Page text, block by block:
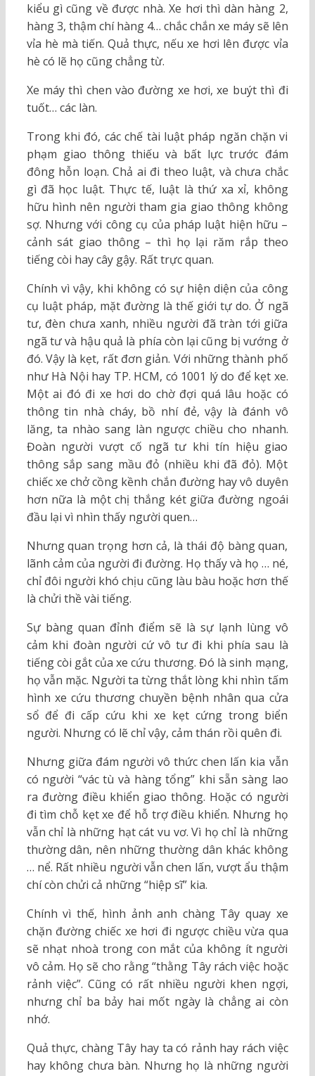
kiểu gì cũng về được nhà. Xe hơi thì dàn hàng 2,
hàng 3, thậm chí hàng 4… chắc chắn xe máy sẽ lên
vỉa hè mà tiến. Quả thực, nếu xe hơi lên được vỉa
hè có lẽ họ cũng chẳng từ.
Xe máy thì chen vào đường xe hơi, xe buýt thì đi
tuốt… các làn.
Trong khi đó, các chế tài luật pháp ngăn chặn vi
phạm giao thông thiếu và bất lực trước đám
đông hỗn loạn. Chả ai đi theo luật, và chưa chắc
gì đã học luật. Thực tế, luật là thứ xa xỉ, không
hữu hình nên người tham gia giao thông không
sợ. Nhưng với công cụ của pháp luật hiện hữu –
cảnh sát giao thông – thì họ lại răm rắp theo
tiếng còi hay cây gậy. Rất trực quan.
Chính vì vậy, khi không có sự hiện diện của công
cụ luật pháp, mặt đường là thế giới tự do. Ở ngã
tư, đèn chưa xanh, nhiều người đã tràn tới giữa
ngã tư và hậu quả là phía còn lại cũng bị vướng ở
đó. Vậy là kẹt, rất đơn giản. Với những thành phố
như Hà Nội hay TP. HCM, có 1001 lý do để kẹt xe.
Một ai đó đi xe hơi do chờ đợi quá lâu hoặc có
thông tin nhà cháy, bồ nhí đẻ, vậy là đánh vô
lăng, ta nhào sang làn ngược chiều cho nhanh.
Đoàn người vượt cố ngã tư khi tín hiệu giao
thông sắp sang mầu đỏ (nhiều khi đã đỏ). Một
chiếc xe chở cồng kềnh chắn đường hay vô duyên
hơn nữa là một chị thắng két giữa đường ngoái
đầu lại vì nhìn thấy người quen…
Nhưng quan trọng hơn cả, là thái độ bàng quan,
lãnh cảm của người đi đường. Họ thấy và họ … né,
chỉ đôi người khó chịu cũng làu bàu hoặc hơn thế
là chửi thề vài tiếng.
Sự bàng quan đỉnh điểm sẽ là sự lạnh lùng vô
cảm khi đoàn người cứ vô tư đi khi phía sau là
tiếng còi gắt của xe cứu thương. Đó là sinh mạng,
họ vẫn mặc. Người ta từng thắt lòng khi nhìn tấm
hình xe cứu thương chuyền bệnh nhân qua cửa
sổ để đi cấp cứu khi xe kẹt cứng trong biển
người. Nhưng có lẽ chỉ vậy, cảm thán rồi quên đi.
Nhưng giữa đám người vô thức chen lấn kia vẫn
có người “vác tù và hàng tổng” khi sẵn sàng lao
ra đường điều khiển giao thông. Hoặc có người
đi tìm chỗ kẹt xe để hỗ trợ điều khiển. Nhưng họ
vẫn chỉ là những hạt cát vu vơ. Vì họ chỉ là những
thường dân, nên những thường dân khác không
… nể. Rất nhiều người vẫn chen lấn, vượt ẩu thậm
chí còn chửi cả những “hiệp sĩ” kia.
Chính vì thế, hình ảnh anh chàng Tây quay xe
chặn đường chiếc xe hơi đi ngược chiều vừa qua
sẽ nhạt nhoà trong con mắt của không ít người
vô cảm. Họ sẽ cho rằng “thằng Tây rách việc hoặc
rảnh việc”. Cũng có rất nhiều người khen ngợi,
nhưng chỉ ba bảy hai mốt ngày là chẳng ai còn
nhớ.
Quả thực, chàng Tây hay ta có rảnh hay rách việc
hay không chưa bàn. Nhưng họ là những người